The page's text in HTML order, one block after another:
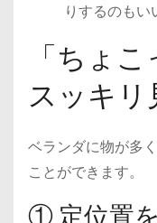
りするのもい
「ちょ
スッキリ
ベランダに物が多
ことができます。
① 定位置